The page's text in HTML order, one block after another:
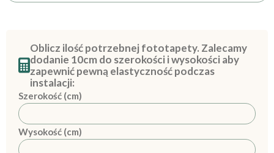
Oblicz ilość potrzebnej fototapety. Zalecamy
dodanie 10cm do szerokości i wysokości aby
zapewnić pewną elastyczność podczas
instalacji:
Szerokość (cm)
Wysokość (cm)